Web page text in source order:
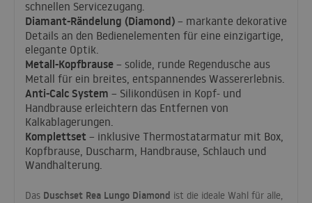
schnellen Servicezugang.
Diamant-Rändelung (Diamond) – markante dekorative
Details an den Bedienelementen für eine einzigartige,
elegante Optik.
Metall-Kopfbrause – solide, runde Regendusche aus
Metall für ein breites, entspannendes Wassererlebnis.
Anti-Calc System – Silikondüsen in Kopf- und
Handbrause erleichtern das Entfernen von
Kalkablagerungen.
Komplettset – inklusive Thermostatarmatur mit Box,
Kopfbrause, Duscharm, Handbrause, Schlauch und
Wandhalterung.
Das Duschset Rea Lungo Diamond ist die ideale Wahl für alle,